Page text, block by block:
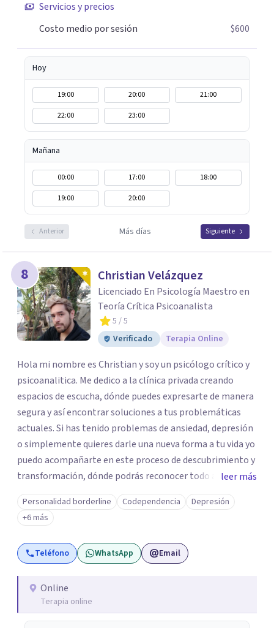
futuros conflictos. Inteligencia Emocional Fúa I.
Márquez Master en Inteligencia Emocional Universidad
Servicios y precios
Costo medio por sesión
$600
Hoy
19:00 20:00
21:00
22:00
23:00
Mañana
00:00 17:00
18:00
19:00
20:00
Anterior Más días Siguiente
8 Christian Velázquez
Licenciado En Psicología Maestro en
Teoría Crítica Psicoanalista
5 / 5
Verificado
Terapia Online
Hola mi nombre es Christian y soy un psicólogo crítico y
psicoanalitica. Me dedico a la clínica privada creando
espacios de escucha, dónde puedes expresarte de manera
segura y así encontrar soluciones a tus problemáticas
actuales. Si has tenido problemas de ansiedad, depresión
o simplemente quieres darle una nueva forma a tu vida yo
puedo acompañarte en este proceso de descubrimiento y
transformación, dónde podrás reconocer todo aquello
que te ha aqueja. Así que si buscas un espacio de compañía
seguro respetuoso y fraternal yo puedo acompañarte.
leer más
Personalidad borderline Codependencia
Depresión
+6 más
Teléfono WhatsApp Email
Online
Terapia online